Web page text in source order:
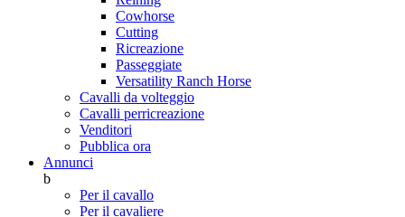
Cowhorse
Cutting
Ricreazione
Passeggiate
Versatility Ranch Horse
Cavalli da volteggio
Cavalli perricreazione
Venditori
Pubblica ora
Annunci
b
Per il cavallo
Per il cavaliere